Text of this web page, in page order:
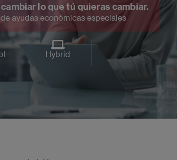
Hybrid
lo que tú quieras cambiar.
ayudas económicas especiales